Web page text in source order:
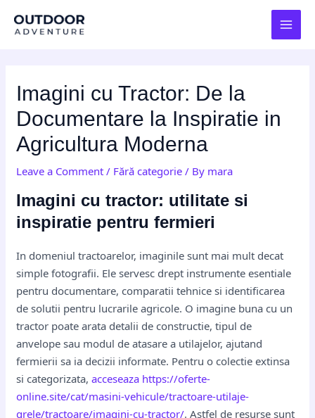
Imagini cu Tractor: De la
Documentare la Inspiratie in
Agricultura Moderna
Leave a Comment / Fără categorie / By mara
Imagini cu tractor: utilitate si
inspiratie pentru fermieri
In domeniul tractoarelor, imaginile sunt mai mult decat
simple fotografii. Ele servesc drept instrumente esentiale
pentru documentare, comparatii tehnice si identificarea
de solutii pentru lucrarile agricole. O imagine buna cu un
tractor poate arata detalii de constructie, tipul de
anvelope sau modul de atasare a utilajelor, ajutand
fermierii sa ia decizii informate. Pentru o colectie extinsa
si categorizata,acceseaza https://oferte-
online.site/cat/masini-vehicule/tractoare-utilaje-
grele/tractoare/imagini-cu-tractor/. Astfel de resurse sunt
navigation